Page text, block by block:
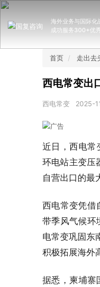
海外业务与国际化
成功服务300+优
首页 走出去
西电常变出
西电常变 2025-
近日，西电常
环电站主变压
自营出口的最
西电常变凭借
带季风气候环
电常变巩固东
积极拓展海外
据悉，柬埔寨